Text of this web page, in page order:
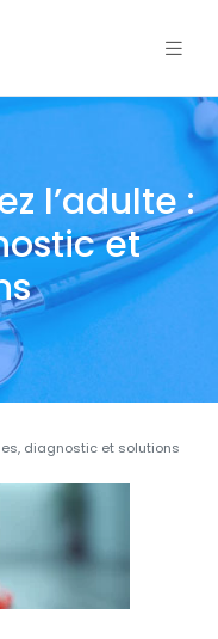
l’adulte :
et
diagnostic et solutions